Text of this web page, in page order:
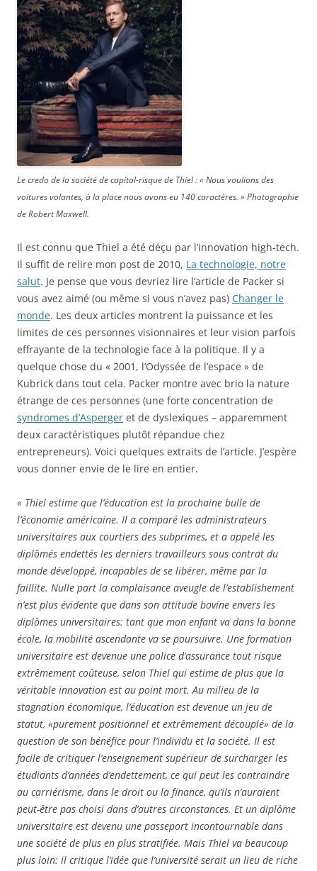
Le credo de la société de capital-risque de Thiel : « Nous voulions des
voitures volantes, à la place nous avons eu 140 caractères. » Photographie
de Robert Maxwell.
Il est connu que Thiel a été déçu par l’innovation high-tech.
Il suffit de relire mon post de 2010, La technologie, notre
salut. Je pense que vous devriez lire l’article de Packer si
vous avez aimé (ou même si vous n’avez pas) Changer le
monde. Les deux articles montrent la puissance et les
limites de ces personnes visionnaires et leur vision parfois
effrayante de la technologie face à la politique. Il y a
quelque chose du « 2001, l’Odyssée de l’espace » de
Kubrick dans tout cela. Packer montre avec brio la nature
étrange de ces personnes (une forte concentration de
syndromes d’Asperger et de dyslexiques – apparemment
deux caractéristiques plutôt répandue chez
entrepreneurs). Voici quelques extraits de l’article. J’espère
vous donner envie de le lire en entier.
« Thiel estime que l’éducation est la prochaine bulle de
l’économie américaine. Il a comparé les administrateurs
universitaires aux courtiers des subprimes, et a appelé les
diplômés endettés les derniers travailleurs sous contrat du
monde développé, incapables de se libérer, même par la
faillite. Nulle part la complaisance aveugle de l’establishement
n’est plus évidente que dans son attitude bovine envers les
diplômes universitaires: tant que mon enfant va dans la bonne
école, la mobilité ascendante va se poursuivre. Une formation
universitaire est devenue une police d’assurance tout risque
extrêmement coûteuse, selon Thiel qui estime de plus que la
véritable innovation est au point mort. Au milieu de la
stagnation économique, l’éducation est devenue un jeu de
statut, «purement positionnel et extrêmement découplé» de la
question de son bénéfice pour l’individu et la société. Il est
facile de critiquer l’enseignement supérieur de surcharger les
étudiants d’années d’endettement, ce qui peut les contraindre
au carriérisme, dans le droit ou la finance, qu’ils n’auraient
peut-être pas choisi dans d’autres circonstances. Et un diplôme
universitaire est devenu une passeport incontournable dans
une société de plus en plus stratifiée. Mais Thiel va beaucoup
plus loin: il critique l’idée que l’université serait un lieu de riche